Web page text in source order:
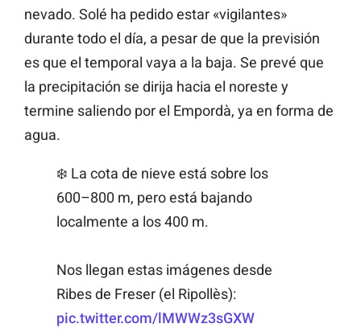
nevado. Solé ha pedido estar «vigilantes»
durante todo el día, a pesar de que la previsión
es que el temporal vaya a la baja. Se prevé que
la precipitación se dirija hacia el noreste y
termine saliendo por el Empordà, ya en forma de
agua.
❄️ La cota de nieve está sobre los
600–800 m, pero está bajando
localmente a los 400 m.
Nos llegan estas imágenes desde
Ribes de Freser (el Ripollès):
pic.twitter.com/lMWWz3sGXW